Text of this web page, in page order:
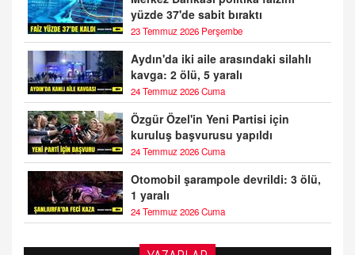
yüzde 37'de sabit bıraktı
23 Temmuz 2026 Perşembe
Aydın'da iki aile arasındaki silahlı
kavga: 2 ölü, 5 yaralı
24 Temmuz 2026 Cuma
Özgür Özel'in Yeni Partisi için
kuruluş başvurusu yapıldı
24 Temmuz 2026 Cuma
Otomobil şarampole devrildi: 3 ölü,
1 yaralı
24 Temmuz 2026 Cuma